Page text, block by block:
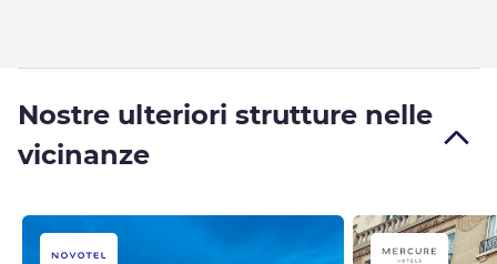
Nostre ulteriori strutture nelle
vicinanze